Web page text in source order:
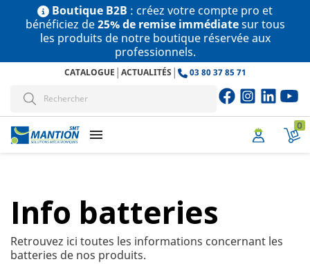
Boutique B2B : créez votre compte pro et
bénéficiez de25% de remise immédiatesur tous
les produits de notre boutique réservée aux
professionnels.
CATALOGUE | ACTUALITÉS | 03 80 37 85 71
menu
0
Info batteries
Retrouvez ici toutes les informations concernant les
batteries de nos produits.